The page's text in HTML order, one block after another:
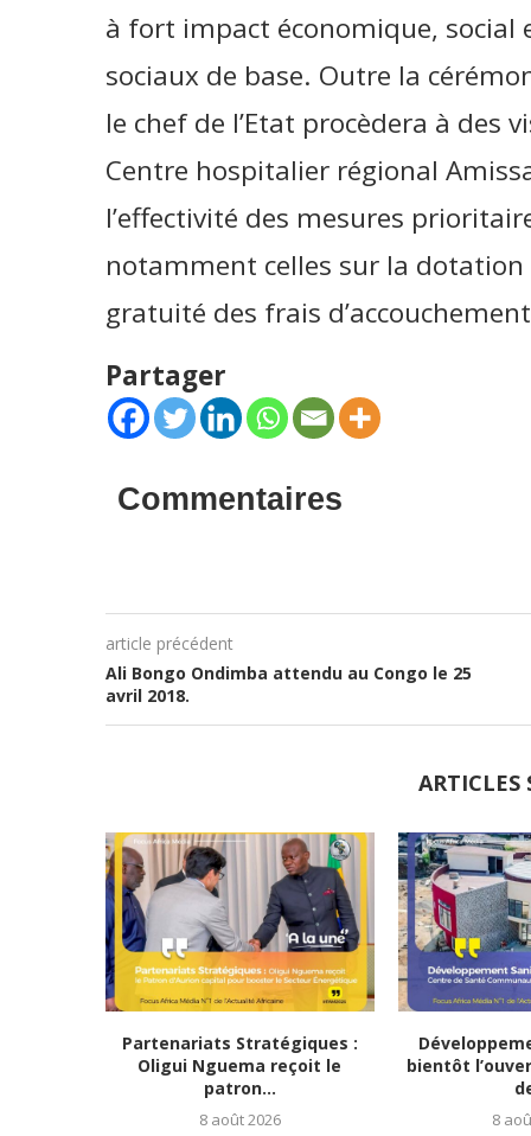
à fort impact économique, social
sociaux de base. Outre la
le chef de l’Etat procèdera à des
Centre hospitalier régional
l’effectivité des mesures
notamment celles sur la
gratuité des frais
Partager
Commentaires
article précédent
Ali Bongo Ondimba attendu au Congo le 25
avril 2018.
ARTICLES
Partenariats Stratégiques :
Oligui Nguema reçoit le
patron...
8 août 2026
bientôt
8